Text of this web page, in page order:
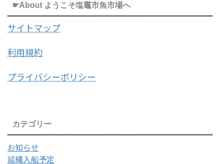
☛About ようこそ塩竈市魚市場へ
サイトマップ
利用規約
プライバシーポリシー
カテゴリー
お知らせ
延縄入船予定